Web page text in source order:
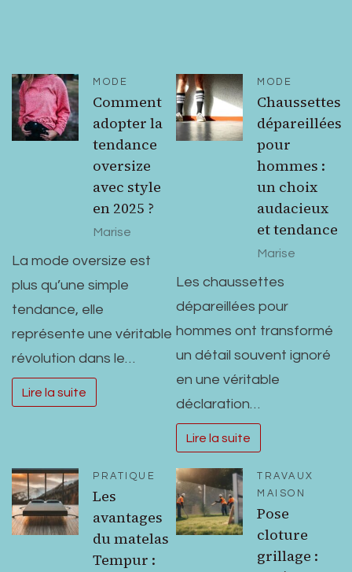
MODE
Comment
adopter la
tendance
oversize
avec style
en 2025 ?
Marise
La mode oversize est
plus qu’une simple
tendance, elle
représente une véritable
révolution dans le…
Lire la suite
MODE
Chaussettes
dépareillées
pour
hommes :
un choix
audacieux
et tendance
Marise
Les chaussettes
dépareillées pour
hommes ont transformé
un détail souvent ignoré
en une véritable
déclaration…
Lire la suite
PRATIQUE
Les
avantages
du matelas
Tempur :
TRAVAUX
MAISON
Pose
cloture
grillage :